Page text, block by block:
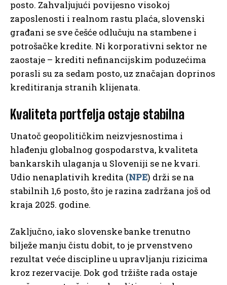
posto. Zahvaljujući povijesno visokoj
zaposlenosti i realnom rastu plaća, slovenski
građani se sve češće odlučuju na stambene i
potrošačke kredite. Ni korporativni sektor ne
zaostaje – krediti nefinancijskim poduzećima
porasli su za sedam posto, uz značajan doprinos
kreditiranja stranih klijenata.
Kvaliteta portfelja ostaje stabilna
Unatoč geopolitičkim neizvjesnostima i
hlađenju globalnog gospodarstva, kvaliteta
bankarskih ulaganja u Sloveniji se ne kvari.
Udio nenaplativih kredita (NPE) drži se na
stabilnih 1,6 posto, što je razina zadržana još od
kraja 2025. godine.
Zaključno, iako slovenske banke trenutno
bilježe manju čistu dobit, to je prvenstveno
rezultat veće discipline u upravljanju rizicima
kroz rezervacije. Dok god tržište rada ostaje